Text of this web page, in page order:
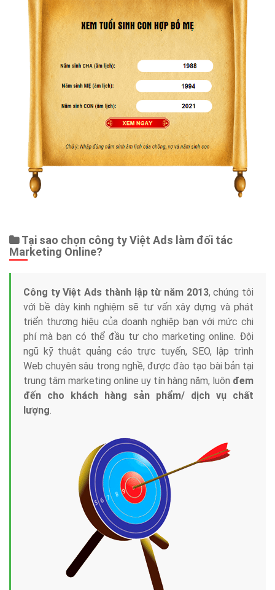
Tại sao chọn công ty Việt Ads làm đối tác
Marketing Online?
Công ty Việt Ads thành lập từ năm 2013, chúng tôi
với bề dày kinh nghiệm sẽ tư vấn xây dựng và phát
triển thương hiệu của doanh nghiệp bạn với mức chi
phí mà bạn có thể đầu tư cho marketing online. Đội
ngũ kỹ thuật quảng cáo trực tuyến, SEO, lập trình
Web chuyên sâu trong nghề, được đào tạo bài bản tại
trung tâm marketing online uy tín hàng năm, luôn đem
đến cho khách hàng sản phẩm/ dịch vụ chất
lượng.